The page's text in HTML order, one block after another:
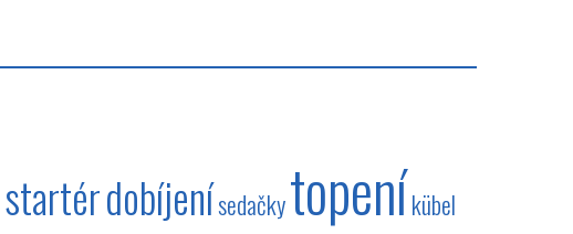
startérdobíjenísedačkytopeníkübel